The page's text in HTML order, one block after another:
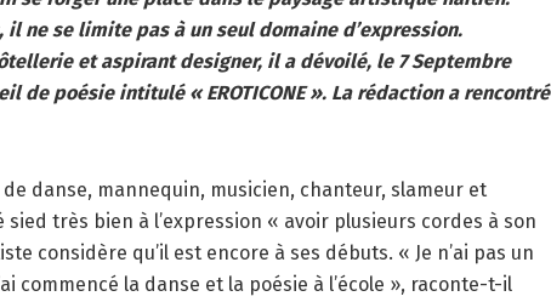
ne se limite pas à un seul domaine d’expression.
et aspirant designer, il a dévoilé, le 7 Septembre
de poésie intitulé « EROTICONE ». La rédaction a rencontré
danse, mannequin, musicien, chanteur, slameur et
très bien à l’expression « avoir plusieurs cordes à son
considère qu’il est encore à ses débuts. « Je n’ai pas un
commencé la danse et la poésie à l’école », raconte-t-il